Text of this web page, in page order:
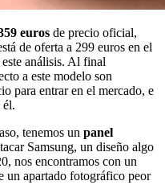
euros de precio oficial,
de oferta a 299 euros en el
análisis. Al final
a este modelo son
para entrar en el mercado, e
él.
tenemos un panel
Samsung, un diseño algo
nos encontramos con un
un apartado fotográfico peor